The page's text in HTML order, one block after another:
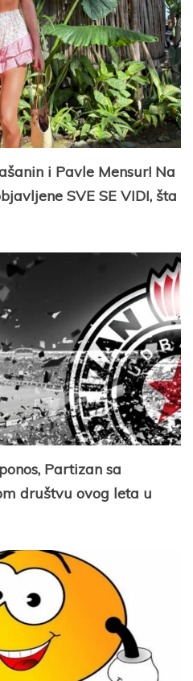
i Pavle Mensur! Na
SVE SE VIDI, šta
Partizan sa
društvu ovog leta u